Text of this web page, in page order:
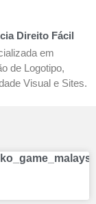
Direito Fácil
em
de Logotipo,
Visual e Sites.